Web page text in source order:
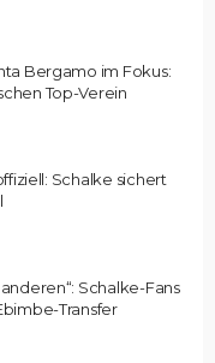
Bergamo im Fokus:
Top-Verein
Schalke sichert
Schalke-Fans
Transfer